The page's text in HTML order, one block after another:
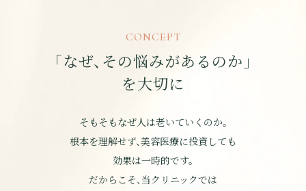
CONCEPT
「なぜ、その悩みがあるのか」
を大切に
そもそもなぜ人は老いていくのか。
根本を理解せず、美容医療に投資しても
効果は一時的です。
だからこそ、当クリニックでは